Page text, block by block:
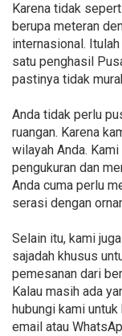
Karena tidak
berupa meteran
internasional.
satu penghasil
pastinya tidak
Anda tidak perlu
ruangan. Karena
wilayah Anda.
pengukuran dan
Anda cuma perlu
serasi dengan
Selain itu, kami
sajadah khusus
pemesanan dari
Kalau masih ada
hubungi kami
email atau